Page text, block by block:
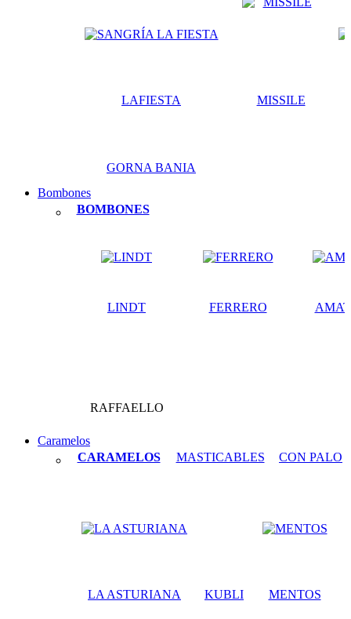
LAFIESTA MISSILE
GORNA BANIA
Bombones
BOMBONES
LINDT FERRERO
RAFFAELLO
Caramelos
CARAMELOS
MASTICABLES CON PALO
LA ASTURIANA KUBLI MENTOS